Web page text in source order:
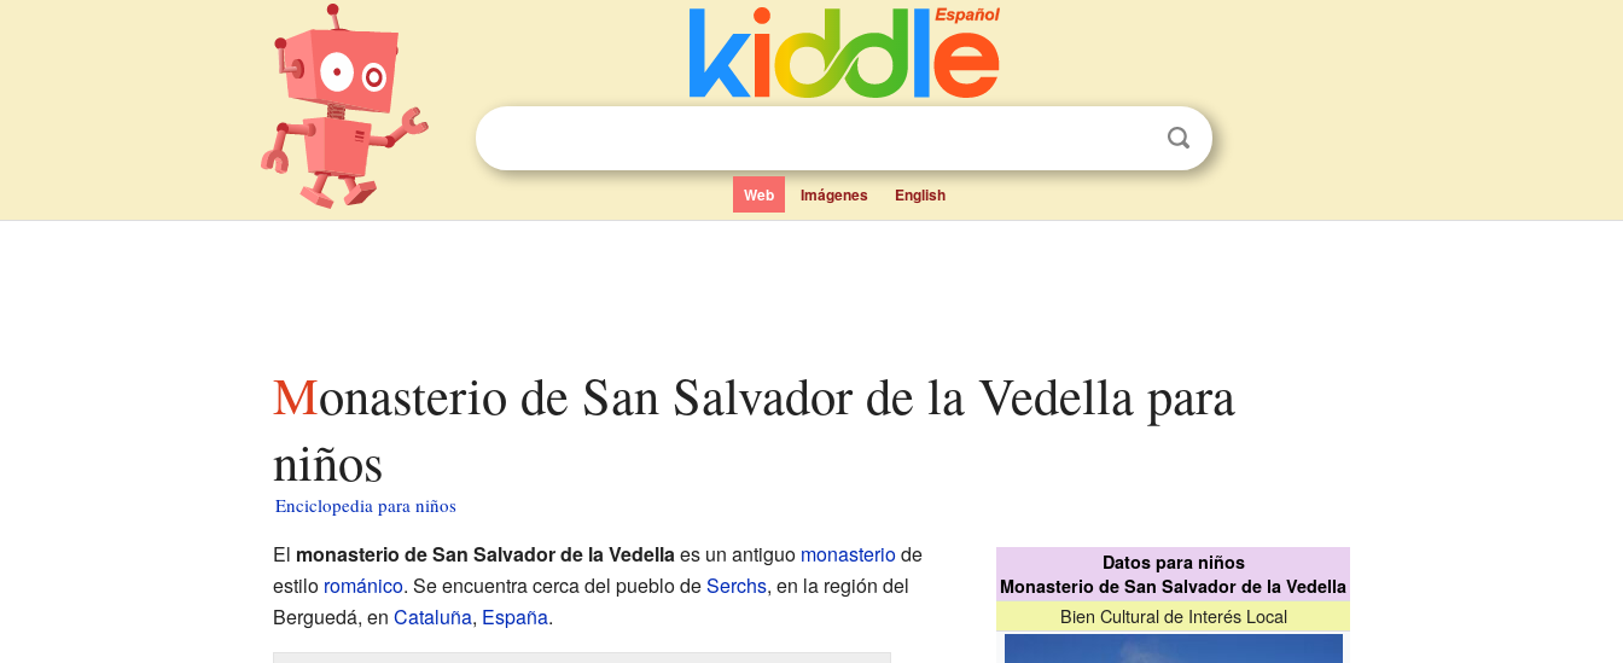
Web Imágenes English
Monasterio de San Salvador de la Vedella para
niños
Enciclopedia para niños
Datos para niños
Monasterio de San Salvador de la Vedella
Bien Cultural de Interés Local
El monasterio de San Salvador de la Vedellaes un antiguo monasteriode
estilo románico. Se encuentra cerca del pueblo deSerchs, en la región del
Berguedá, en Cataluña, España.